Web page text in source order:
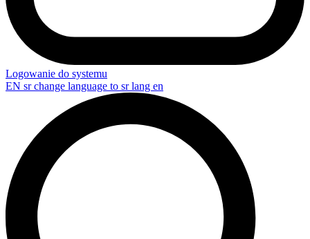
Logowanie do systemu
EN sr change language to sr lang en